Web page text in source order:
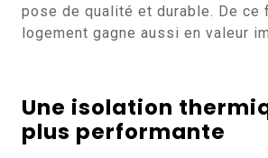
pose de qualité et durable. De ce
logement gagne aussi en valeur
Une isolation
plus performante